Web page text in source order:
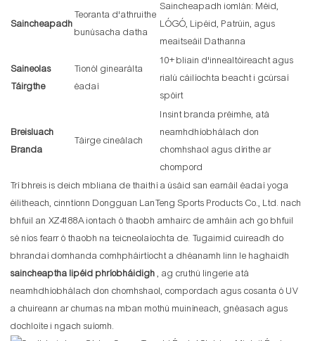
Saincheapadh
Teoranta d'athruithe
bunúsacha datha
Saincheapadh iomlán: Méid,
LÓGÓ, Lipéid, Patrúin, agus
meaitseáil Dathanna
Saineolas
Táirgthe
Tionól ginearálta
éadaí
10+ bliain d'innealtóireacht agus
rialú cáilíochta beacht i gcúrsaí
spóirt
Breisluach
Branda
Táirge cineálach
Insint branda préimhe, atá
neamhdhíobhálach don
chomhshaol agus dírithe ar
chompord
Trí bhreis is deich mbliana de thaithí a úsáid san earnáil éadaí yoga
éilitheach, cinntíonn Dongguan LanTeng Sports Products Co., Ltd. nach
bhfuil an XZ4188A iontach ó thaobh amhairc de amháin ach go bhfuil
sé níos fearr ó thaobh na teicneolaíochta de. Tugaimid cuireadh do
bhrandaí domhanda comhpháirtíocht a dhéanamh linn le haghaidh
saincheaptha lipéid phríobháidigh, ag cruthú lingerie atá
neamhdhíobhálach don chomhshaol, compordach agus cosanta ó UV
a chuireann ar chumas na mban mothú muiníneach, gnéasach agus
dochloíte i ngach suíomh.